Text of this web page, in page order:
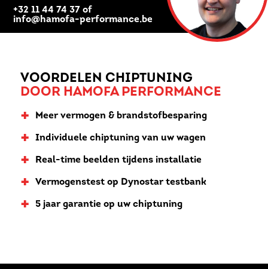
+32 11 44 74 37 of
info@hamofa-performance.be
VOORDELEN CHIPTUNING
DOOR HAMOFA PERFORMANCE
+ Meer vermogen & brandstofbesparing
+ Individuele chiptuning van uw wagen
+ Real-time beelden tijdens installatie
+ Vermogenstest op Dynostar testbank
+ 5 jaar garantie op uw chiptuning